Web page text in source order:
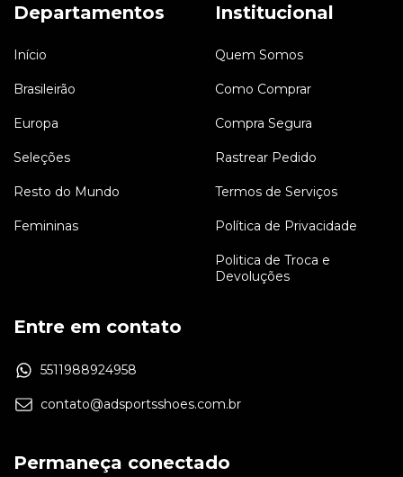
Departamentos
Início
Brasileirão
Europa
Seleções
Resto do Mundo
Femininas
Institucional
Quem Somos
Como Comprar
Compra Segura
Rastrear Pedido
Termos de Serviços
Política de Privacidade
Politica de Troca e
Devoluções
Entre em contato
5511988924958
contato@adsportsshoes.com.br
Permaneça conectado